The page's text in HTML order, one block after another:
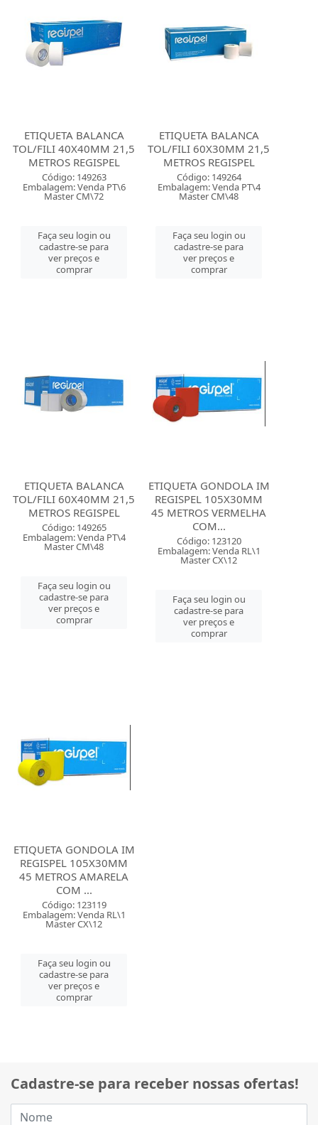
ETIQUETA BALANCA
TOL/FILI 40X40MM 21,5
METROS REGISPEL
Código: 149263
Embalagem: Venda PT\6
Master CM\72
Faça seu login ou
cadastre-se para
ver preços e
comprar
ETIQUETA BALANCA
TOL/FILI 60X30MM 21,5
METROS REGISPEL
Código: 149264
Embalagem: Venda PT\4
Master CM\48
Faça seu login ou
cadastre-se para
ver preços e
comprar
ETIQUETA BALANCA
TOL/FILI 60X40MM 21,5
METROS REGISPEL
Código: 149265
Embalagem: Venda PT\4
Master CM\48
Faça seu login ou
cadastre-se para
ver preços e
comprar
ETIQUETA GONDOLA IM
REGISPEL 105X30MM
45 METROS VERMELHA
COM...
Código: 123120
Embalagem: Venda RL\1
Master CX\12
Faça seu login ou
cadastre-se para
ver preços e
comprar
ETIQUETA GONDOLA IM
REGISPEL 105X30MM
45 METROS AMARELA
COM ...
Código: 123119
Embalagem: Venda RL\1
Master CX\12
Faça seu login ou
cadastre-se para
ver preços e
comprar
Cadastre-se para receber nossas ofertas!